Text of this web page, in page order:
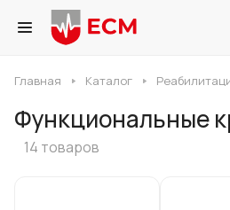
Главная Каталог
Функциональные
14 товаров